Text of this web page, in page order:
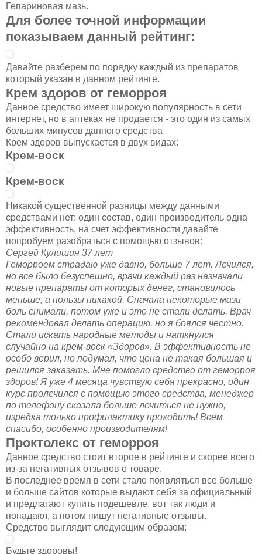
Гепариновая мазь.
Для более точной информации
показываем данный рейтинг:
Давайте разберем по порядку каждый из препаратов
который указан в данном рейтинге.
Крем здоров от геморроя
Данное средство имеет широкую популярность в сети
интернет, но в аптеках не продается - это один из самых
больших минусов данного средства
Крем здоров выпускается в двух видах:
Крем-воск
Крем-воск
Никакой существенной разницы между данными
средствами нет: один состав, один производитель одна
эффективность, на счет эффективности давайте
попробуем разобраться с помощью отзывов:
Сергей Кулишин 37 лет
Геморроем страдаю уже давно, больше 7 лет. Лечился,
но все было безуспешно, врачи каждый раз назначали
новые препараты от которых денег, становилось
меньше, а пользы никакой. Сначала некоторые мази
боль снимали, потом уже и это не стали делать. Врач
рекомендовал делать операцию, но я боялся честно.
Стали искать народные методы и наткнулся
случайно на крем-воск «Здоров». В эффективность не
особо верил, но подумал, что цена не такая большая и
решился заказать. Мне помогло средство от геморроя
здоров! Я уже 4 месяца чувствую себя прекрасно, один
курс пролечился с помощью этого средства, менеджер
по телефону сказала больше лечиться не нужно,
изредка только профилактику проходить! Всем
спасибо, особенно производителям!
Проктолекс от геморроя
Данное средство стоит второе в рейтинге и скорее всего
из-за негативных отзывов о товаре.
В последнее время в сети стало появляться все больше
и больше сайтов которые выдают себя за официальный
и предлагают купить подешевле, вот так люди и
попадают, а потом пишут негативные отзывы.
Средство выглядит следующим образом:
Будьте здоровы!